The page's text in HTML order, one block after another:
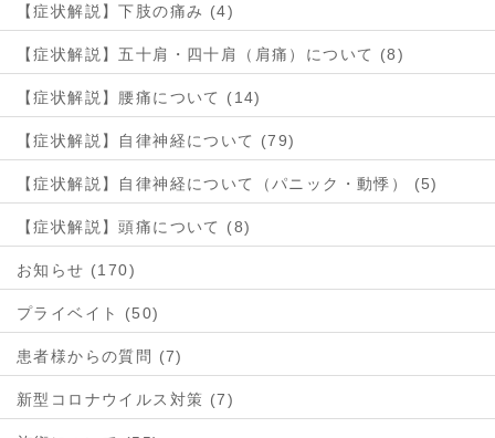
【症状解説】下肢の痛み (4)
【症状解説】五十肩・四十肩（肩痛）について (8)
【症状解説】腰痛について (14)
【症状解説】自律神経について (79)
【症状解説】自律神経について（パニック・動悸） (5)
【症状解説】頭痛について (8)
お知らせ (170)
プライベイト (50)
患者様からの質問 (7)
新型コロナウイルス対策 (7)